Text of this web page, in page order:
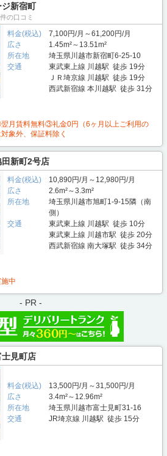
新宿町
の口コミ
料金(税込)
7,100円/月～61,200円/月
広さ
1.45m²～13.51m²
所在地
埼玉県川越市新宿町6-25-10
交通
東武東上線 川越駅 徒歩 19分
ＪＲ埼京線 川越駅 徒歩 19分
西武新宿線 本川越駅 徒歩 31分
月賃料無料③礼金0円（6ヶ月以上ご利用の
象外、保証料除く
新町2号店
料金(税込)
10,890円/月～12,980円/月
広さ
2.6m²～3.3m²
所在地
埼玉県川越市旭町1-9-15隣（南
側）
交通
東武東上線 川越駅 徒歩 10分
東武東上線 川越市駅 徒歩 20分
西武新宿線 南大塚駅 徒歩 34分
中
- PR -
見町店
料金(税込)
13,500円/月～31,500円/月
広さ
3.4m²～12.96m²
所在地
埼玉県川越市富士見町31-16
交通
JR埼京線 川越駅 徒歩 15分